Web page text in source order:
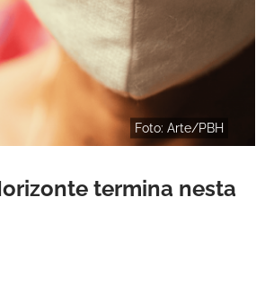
Foto: Arte/PBH
termina nesta